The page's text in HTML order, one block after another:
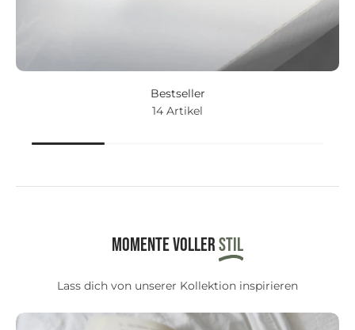
Bestseller
14 Artikel
Momente vollerSTIL
Lass dich von unserer Kollektion inspirieren